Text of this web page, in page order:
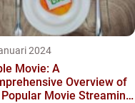
2024
Movie: A
Overview of
Movie Streaming